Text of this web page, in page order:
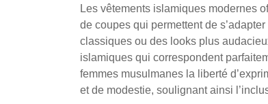
Les vêtements islamiques modernes
de coupes qui permettent de
classiques ou des looks plus
islamiques qui correspondent
femmes musulmanes la liberté
et de modestie, soulignant ainsi